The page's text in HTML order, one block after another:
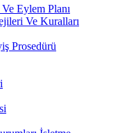
Eylem Planı
Ve Kuralları
Prosedürü